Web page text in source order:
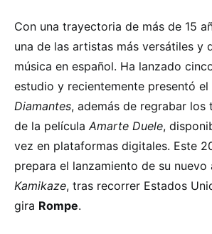
Con una trayectoria de más de 15
una de las artistas más versátiles y
música en español. Ha lanzado
estudio y recientemente presentó el
Diamantes, además de regrabar los
de la película Amarte Duele,
vez en plataformas digitales. Este
prepara el lanzamiento de su nuevo
Kamikaze, tras recorrer Estados
gira Rompe.